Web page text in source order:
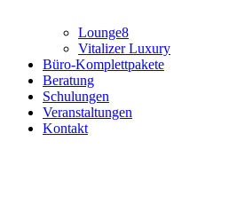
Lounge8
Vitalizer Luxury
Büro-Komplettpakete
Beratung
Schulungen
Veranstaltungen
Kontakt